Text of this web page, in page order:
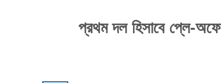
প্রথম দল হিসাবে প্লে-